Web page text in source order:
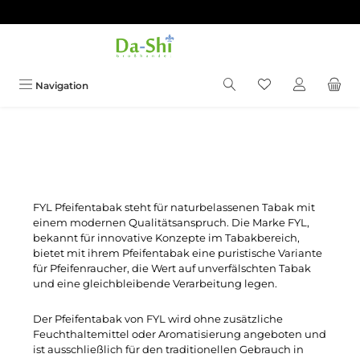
Navigation Du hast 0
FYL Pfeifentabak steht für naturbelassenen Tabak mit
einem modernen Qualitätsanspruch. Die Marke FYL,
bekannt für innovative Konzepte im Tabakbereich,
bietet mit ihrem Pfeifentabak eine puristische Variante
für Pfeifenraucher, die Wert auf unverfälschten Tabak
und eine gleichbleibende Verarbeitung legen.
Der Pfeifentabak von FYL wird ohne zusätzliche
Feuchthaltemittel oder Aromatisierung angeboten und
ist ausschließlich für den traditionellen Gebrauch in